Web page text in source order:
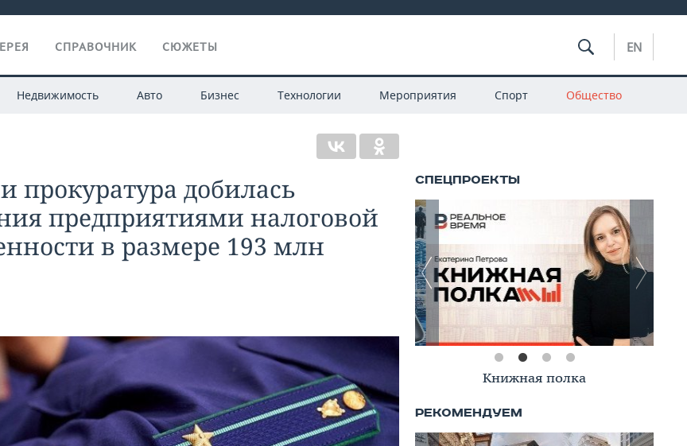
СПРАВОЧНИК СЮЖЕТЫ EN
Недвижимость Авто Бизнес Технологии Мероприятия Спорт Общество
прокуратура добилась
предприятиями налоговой
в размере 193 млн
Книжная полка